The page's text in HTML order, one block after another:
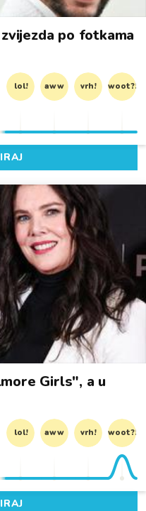
po fotkama
lol! aww vrh! woot?!
Girls", a u
lol! aww vrh! woot?!